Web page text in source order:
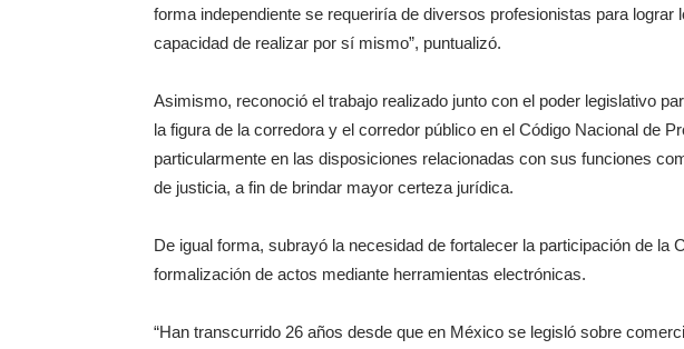
forma independiente se requeriría de diversos profesionistas para lograr
capacidad de realizar por sí mismo”, puntualizó.
Asimismo, reconoció el trabajo realizado junto con el poder legislativo
la figura de la corredora y el corredor público en el Código Nacional de
particularmente en las disposiciones relacionadas con sus funciones
de justicia, a fin de brindar mayor certeza jurídica.
De igual forma, subrayó la necesidad de fortalecer la participación de la
formalización de actos mediante herramientas electrónicas.
“Han transcurrido 26 años desde que en México se legisló sobre